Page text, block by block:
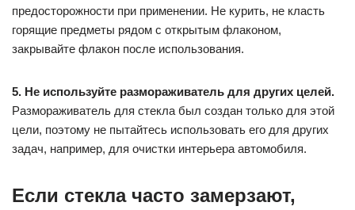
предосторожности при применении. Не курить, не класть
горящие предметы рядом с открытым флаконом,
закрывайте флакон после использования.
5. Не используйте размораживатель для других целей.
Размораживатель для стекла был создан только для этой
цели, поэтому не пытайтесь использовать его для других
задач, например, для очистки интерьера автомобиля.
Если стекла часто замерзают,